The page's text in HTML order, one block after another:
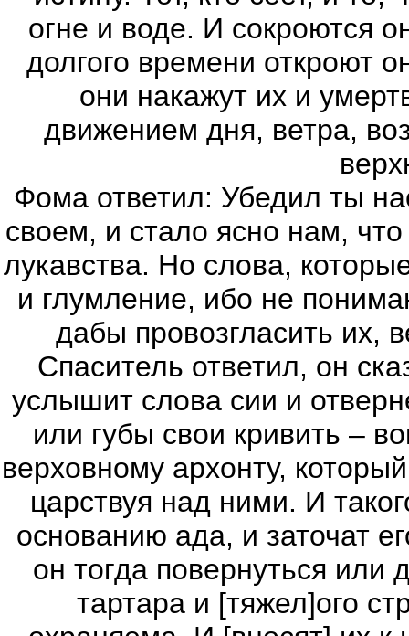
огне и воде. И сокроются
долгого времени откроют
они накажут их и
движением дня, ветра,
Фома ответил: Убедил ты
своем, и стало ясно нам,
лукавства. Но слова,
и глумление, ибо не
дабы провозгласить их,
Спаситель ответил, он
услышит слова сии и
или губы свои кривить –
верховному архонту,
царствуя над ними. И
основанию ада, и заточат
он тогда повернуться или
тартара и [тяжел]ого